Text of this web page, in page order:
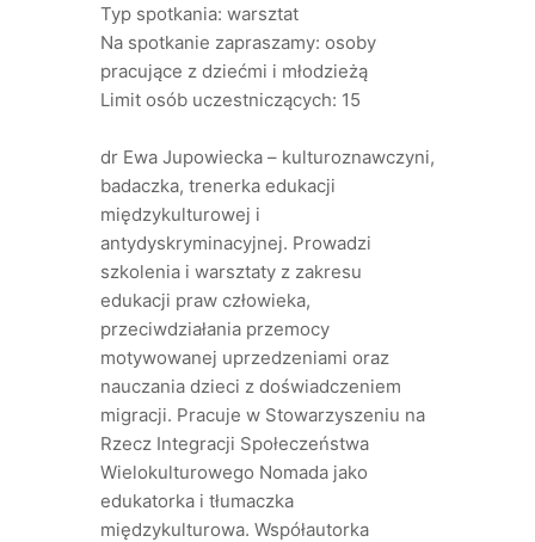
Typ spotkania: warsztat
Na spotkanie zapraszamy: osoby
pracujące z dziećmi i młodzieżą
Limit osób uczestniczących: 15
dr Ewa Jupowiecka – kulturoznawczyni,
badaczka, trenerka edukacji
międzykulturowej i
antydyskryminacyjnej. Prowadzi
szkolenia i warsztaty z zakresu
edukacji praw człowieka,
przeciwdziałania przemocy
motywowanej uprzedzeniami oraz
nauczania dzieci z doświadczeniem
migracji. Pracuje w Stowarzyszeniu na
Rzecz Integracji Społeczeństwa
Wielokulturowego Nomada jako
edukatorka i tłumaczka
międzykulturowa. Współautorka